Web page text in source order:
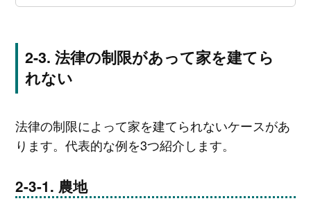
法律の制限があって家を建てら
れない
法律の制限によって家を建てられないケースがあ
ります。代表的な例を3つ紹介します。
農地